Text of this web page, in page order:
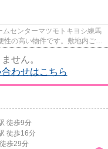
ムセンターマツモトキヨシ練馬
の高い物件です。敷地内ごみ
せん。
わせはこちら
徒歩9分
徒歩16分
歩29分